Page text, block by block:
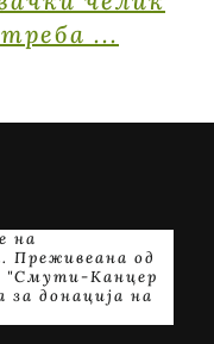
на
Преживеана од
"Смути-Канцер
за донација на